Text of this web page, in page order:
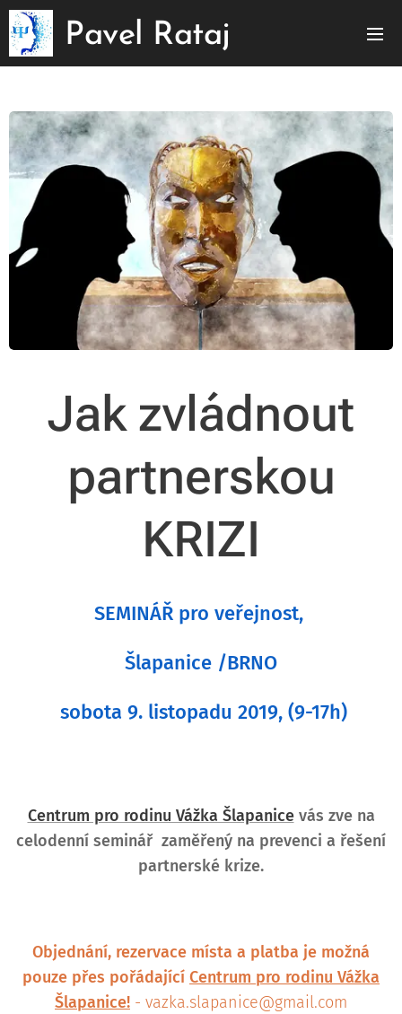
Pavel Rataj
Jak zvládnout
partnerskou
KRIZI
SEMINÁŘ pro veřejnost,
Šlapanice /BRNO
sobota 9. listopadu 2019, (9-17h)
Centrum pro rodinu Vážka Šlapanicevás zve na
celodenní seminář zaměřený na prevenci a řešení
partnerské krize.
Objednání, rezervace místa a platba je možná
pouze přes pořádající Centrum pro rodinu Vážka
Šlapanice! - vazka.slapanice@gmail.com